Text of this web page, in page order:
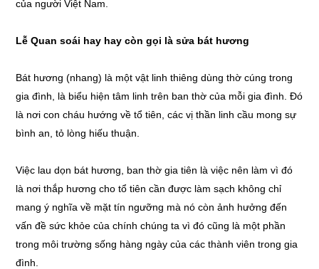
của người Việt Nam.
Lễ Quan soái hay hay còn gọi là sửa bát hương
Bát hương (nhang) là một vật linh thiêng dùng thờ cúng trong
gia đình, là biểu hiện tâm linh trên ban thờ của mỗi gia đình. Đó
là nơi con cháu hướng về tổ tiên, các vị thần linh cầu mong sự
bình an, tỏ lòng hiếu thuận.
Việc lau dọn bát hương, ban thờ gia tiên là việc nên làm vì đó
là nơi thắp hương cho tổ tiên cần được làm sạch không chỉ
mang ý nghĩa về mặt tín ngưỡng mà nó còn ảnh hưởng đến
vấn đề sức khỏe của chính chúng ta vì đó cũng là một phần
trong môi trường sống hàng ngày của các thành viên trong gia
đình.